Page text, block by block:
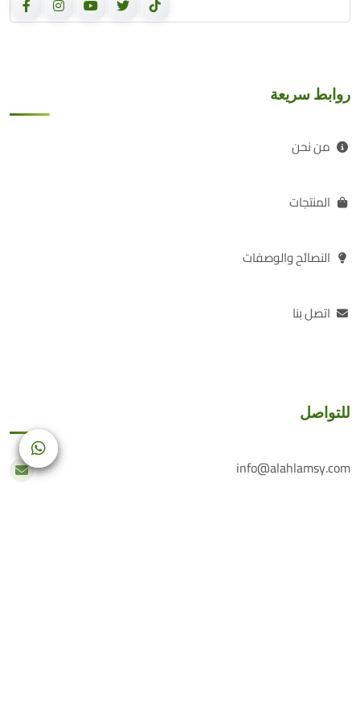
روابط سريعة
من نحن
المنتجات
النصائح والوصفات
اتصل بنا
للتواصل
info@alahlamsy.com